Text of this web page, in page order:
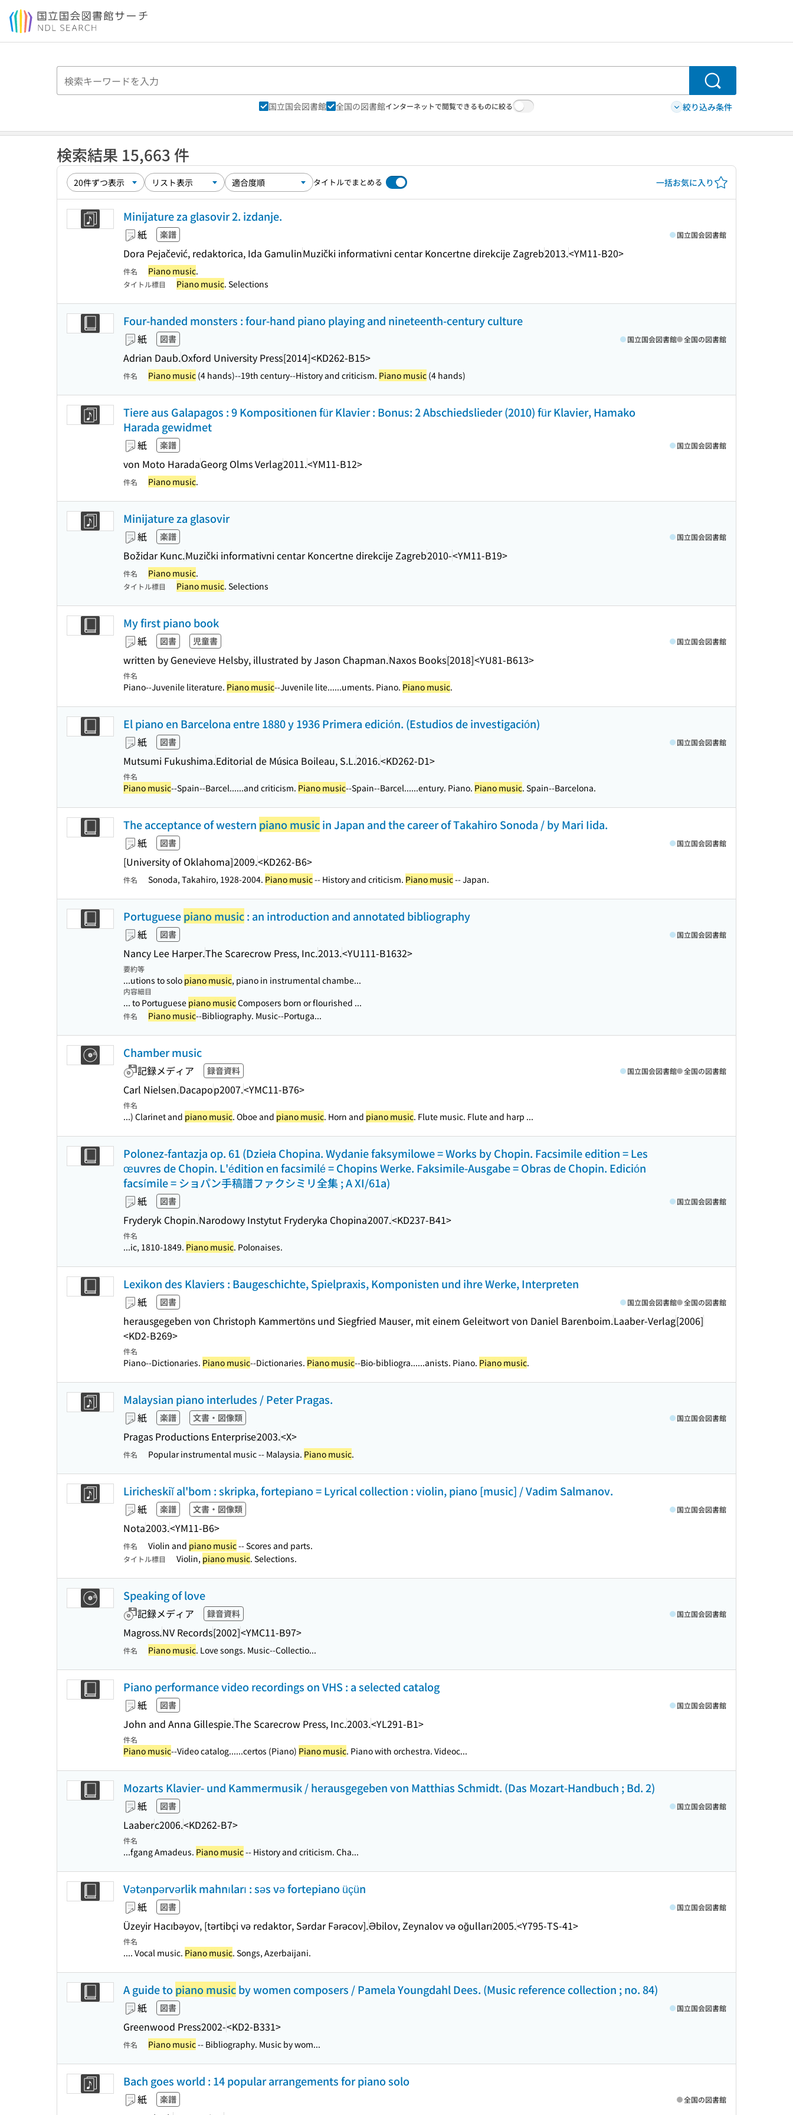
本文へ移動
検索
国立国会図書館 全国の図書館インターネットで閲覧できるものに絞る 絞り込み条件
検索結果 15,663 件
タイトルでまとめる 一括お気に入り
Minijature za glasovir 2. izdanje.
紙 楽譜
Dora Pejačević, redaktorica, Ida GamulinMuzički informativni centar Koncertne direkcije Zagreb2013.<YM11-B20>
国立国会図書館
件名 Piano music.
タイトル標目 Piano music. Selections
Four-handed monsters : four-hand piano playing and nineteenth-century culture
紙 図書
Adrian Daub.Oxford University Press[2014]<KD262-B15>
国立国会図書館 全国の図書館
件名 Piano music (4 hands)--19th century--History and criticism. Piano music (4 hands)
Tiere aus Galapagos : 9 Kompositionen für Klavier : Bonus: 2 Abschiedslieder (2010) für Klavier, Hamako
Harada gewidmet
紙 楽譜
von Moto HaradaGeorg Olms Verlag2011.<YM11-B12>
国立国会図書館
件名 Piano music.
Minijature za glasovir
紙 楽譜
Božidar Kunc.Muzički informativni centar Koncertne direkcije Zagreb2010-<YM11-B19>
国立国会図書館
件名 Piano music.
タイトル標目 Piano music. Selections
My first piano book
紙 図書 児童書
written by Genevieve Helsby, illustrated by Jason Chapman.Naxos Books[2018]<YU81-B613>
国立国会図書館
件名
Piano--Juvenile literature. Piano music--Juvenile lite......uments. Piano. Piano music.
El piano en Barcelona entre 1880 y 1936 Primera edición. (Estudios de investigación)
紙 図書
Mutsumi Fukushima.Editorial de Música Boileau, S.L.2016.<KD262-D1>
国立国会図書館
件名
Piano music--Spain--Barcel......and criticism. Piano music--Spain--Barcel......entury. Piano. Piano music. Spain--Barcelona.
The acceptance of western piano musicin Japan and the career of Takahiro Sonoda / by Mari Iida.
紙 図書
[University of Oklahoma]2009.<KD262-B6>
国立国会図書館
件名 Sonoda, Takahiro, 1928-2004. Piano music-- History and criticism. Piano music-- Japan.
Portuguesepiano music: an introduction and annotated bibliography
紙 図書
Nancy Lee Harper.The Scarecrow Press, Inc.2013.<YU111-B1632>
国立国会図書館
要約等
...utions to solo piano music, piano in instrumental chambe...
内容細目
... to Portuguese piano musicComposers born or flourished ...
件名 Piano music--Bibliography. Music--Portuga...
Chamber music
記録メディア 録音資料
Carl Nielsen.Dacapop2007.<YMC11-B76>
国立国会図書館 全国の図書館
件名
...) Clarinet and piano music. Oboe and piano music. Horn and piano music. Flute music. Flute and harp ...
Polonez-fantazja op. 61 (Dzieła Chopina. Wydanie faksymilowe = Works by Chopin. Facsimile edition = Les
œuvres de Chopin. L'édition en facsimilé = Chopins Werke. Faksimile-Ausgabe = Obras de Chopin. Edición
facsímile = ショパン手稿譜ファクシミリ全集 ; A XI/61a)
紙 図書
Fryderyk Chopin.Narodowy Instytut Fryderyka Chopina2007.<KD237-B41>
国立国会図書館
件名
...ic, 1810-1849. Piano music. Polonaises.
Lexikon des Klaviers : Baugeschichte, Spielpraxis, Komponisten und ihre Werke, Interpreten
紙 図書
herausgegeben von Christoph Kammertöns und Siegfried Mauser, mit einem Geleitwort von Daniel Barenboim.Laaber-Verlag[2006]
<KD2-B269>
国立国会図書館 全国の図書館
件名
Piano--Dictionaries. Piano music--Dictionaries. Piano music--Bio-bibliogra......anists. Piano. Piano music.
Malaysian piano interludes / Peter Pragas.
紙 楽譜 文書・図像類
Pragas Productions Enterprise2003.<X>
国立国会図書館
件名 Popular instrumental music -- Malaysia. Piano music.
Liricheskiĭ al'bom : skripka, fortepiano = Lyrical collection : violin, piano [music] / Vadim Salmanov.
紙 楽譜 文書・図像類
Nota2003.<YM11-B6>
国立国会図書館
件名 Violin and piano music-- Scores and parts.
タイトル標目 Violin, piano music. Selections.
Speaking of love
記録メディア 録音資料
Magross.NV Records[2002]<YMC11-B97>
国立国会図書館
件名 Piano music. Love songs. Music--Collectio...
Piano performance video recordings on VHS : a selected catalog
紙 図書
John and Anna Gillespie.The Scarecrow Press, Inc.2003.<YL291-B1>
国立国会図書館
件名
Piano music--Video catalog......certos (Piano) Piano music. Piano with orchestra. Videoc...
Mozarts Klavier- und Kammermusik / herausgegeben von Matthias Schmidt. (Das Mozart-Handbuch ; Bd. 2)
紙 図書
Laaberc2006.<KD262-B7>
国立国会図書館
件名
...fgang Amadeus. Piano music-- History and criticism. Cha...
Vətənpərvərlik mahnıları : səs və fortepiano üçün
紙 図書
Üzeyir Hacıbəyov, [tərtibçi və redaktor, Sərdar Fərəcov].Əbilov, Zeynalov və oğulları2005.<Y795-TS-41>
国立国会図書館
件名
.... Vocal music. Piano music. Songs, Azerbaijani.
A guide topiano musicby women composers / Pamela Youngdahl Dees. (Music reference collection ; no. 84)
紙 図書
Greenwood Press2002-<KD2-B331>
国立国会図書館
件名 Piano music-- Bibliography. Music by wom...
Bach goes world : 14 popular arrangements for piano solo
紙 楽譜 全国の図書館